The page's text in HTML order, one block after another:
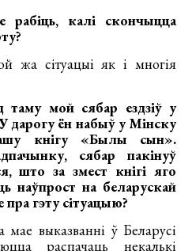
калі скончыцца
сітуацыі як і многія
мой сябар ездзіў у
дарогу ён набыў у Мінску
кнігу «Былы сын».
сябар пакінуў
што за змест кнігі яго
наўпрост на беларускай
гэту сітуацыю?
выказванні ў Беларусі
распачаць некалькі